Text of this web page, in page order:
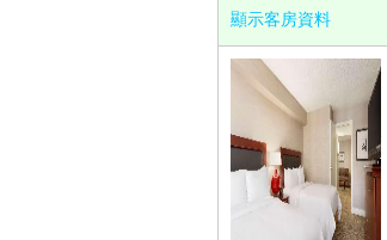
顯示客房資料